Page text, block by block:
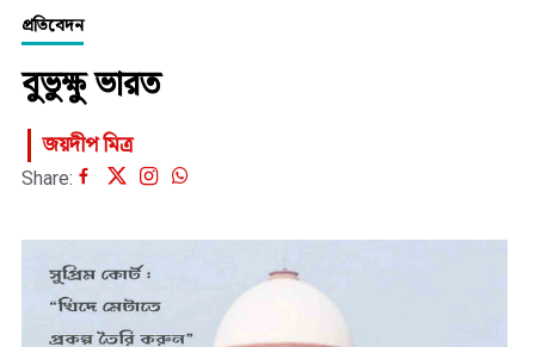
প্রতিবেদন
বুভুক্ষু ভারত
জয়দীপ মিত্র
Share: